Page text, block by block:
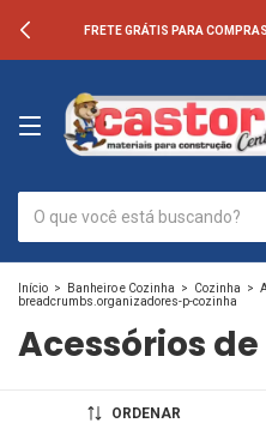
FRETE GRÁTIS PARA
Início > Banheiro e Cozinha > Cozinha >
breadcrumbs.organizadores-p-cozinha
Acessórios
ORDENAR